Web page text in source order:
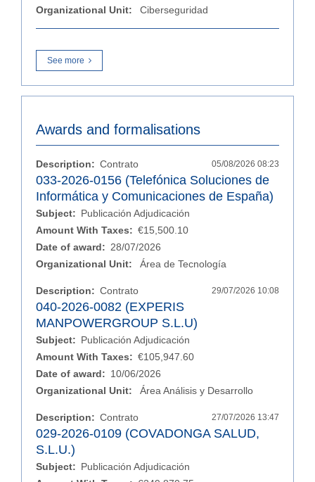
Organizational Unit:
Ciberseguridad
See more
Awards and formalisations
05/08/2026 08:23
033-2026-0156 (Telefónica Soluciones de
Informática y Comunicaciones de España)
Description: Contrato
Subject: Publicación Adjudicación
Amount With Taxes: €15,500.10
Date of award: 28/07/2026
Organizational Unit:
Área de Tecnología
29/07/2026 10:08
040-2026-0082 (EXPERIS
MANPOWERGROUP S.L.U)
Description: Contrato
Subject: Publicación Adjudicación
Amount With Taxes: €105,947.60
Date of award: 10/06/2026
Organizational Unit:
Área Análisis y Desarrollo
27/07/2026 13:47
029-2026-0109 (COVADONGA SALUD,
S.L.U.)
Description: Contrato
Subject: Publicación Adjudicación